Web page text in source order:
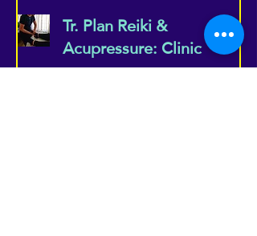
Tr. Plan Reiki &
Acupressure: Clinic